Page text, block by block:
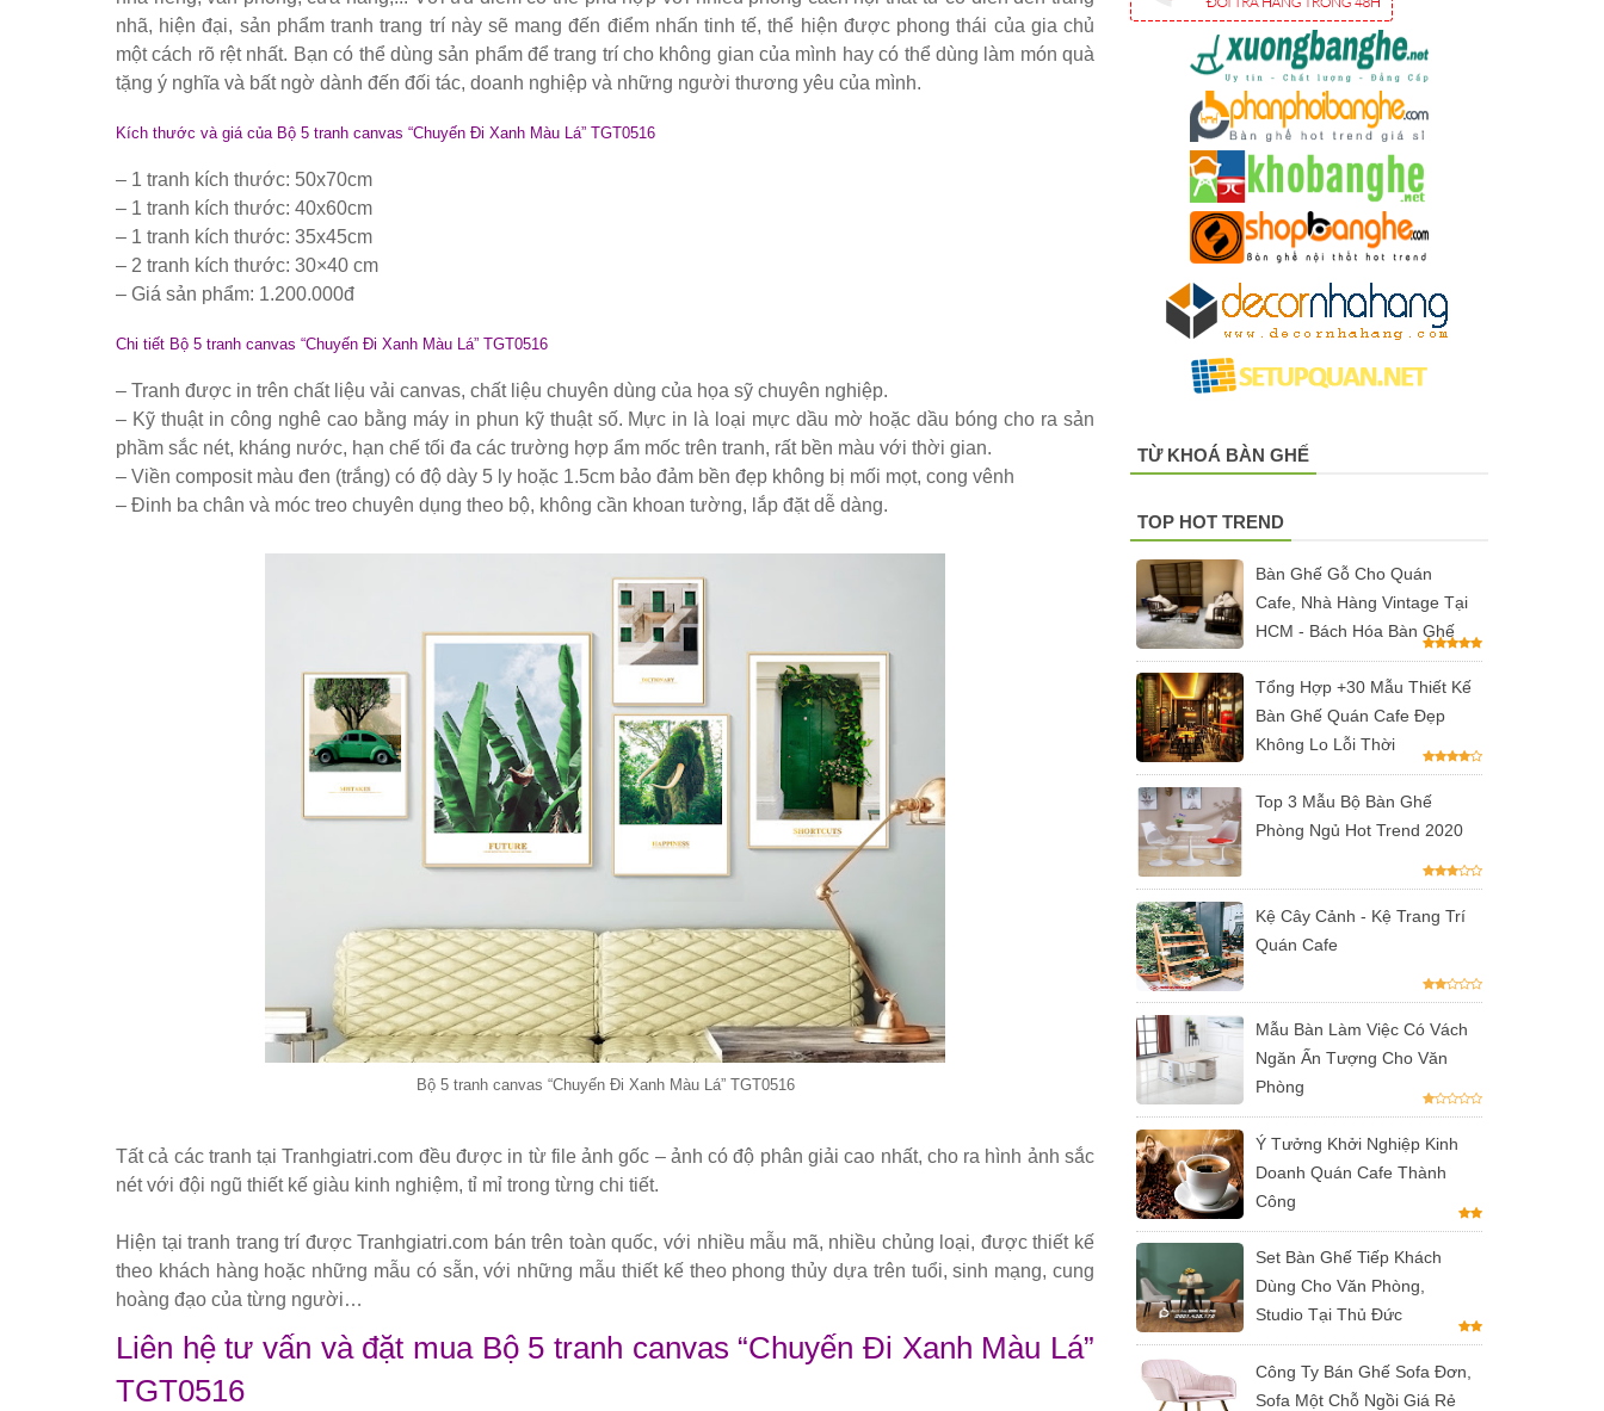
Bộ bàn ghế tiếp khách spa, nail, studio, văn phòng, căn hộ màu hồng
Ghế gaming, ghế streamer đẹp giá tốt tại HCM
Tổng hợp các mẫu chân bàn cafe, chân bàn decor, chân bàn inox, chân bàn ăn hot trend 2023
Ghế decor trong suốt, ghế xoay trong suốt
Ghế Eames chân gỗ bọc vải bố xanh xám GLM27- ghế dành cho quán cafe, cửa hàng tại Tp.HCM
Ghế chân xoay mặt ngồi đệm GLM48-ghế tiếp khách, văn phòng tại Tp.HCM
Bàn tròn cafe tiếp khách mặt đá trắng, đen, xám chân trụ thép sơn tĩnh điện màu đen, trắng
Bộ bàn tròn mặt đá chân mạ vàng ghế nhung xanh rêu, xanh coban tiếp khách sang trọng
nhã, hiện đại, sản phẩm tranh trang trí này sẽ mang đến điểm nhấn tinh tế, thể hiện được phong thái của gia chủ
một cách rõ rệt nhất. Bạn có thể dùng sản phẩm để trang trí cho không gian của mình hay có thể dùng làm món quà
tặng ý nghĩa và bất ngờ dành đến đối tác, doanh nghiệp và những người thương yêu của mình.
Kích thước và giá của Bộ 5 tranh canvas “Chuyến Đi Xanh Màu Lá” TGT0516
– 1 tranh kích thước: 50x70cm
– 1 tranh kích thước: 40x60cm
– 1 tranh kích thước: 35x45cm
– 2 tranh kích thước: 30×40 cm
– Giá sản phẩm: 1.200.000đ
Chi tiết Bộ 5 tranh canvas “Chuyến Đi Xanh Màu Lá” TGT0516
– Tranh được in trên chất liệu vải canvas, chất liệu chuyên dùng của họa sỹ chuyên nghiệp.
– Kỹ thuật in công nghê cao bằng máy in phun kỹ thuật số. Mực in là loại mực dầu mờ hoặc dầu bóng cho ra sản
phầm sắc nét, kháng nước, hạn chế tối đa các trường hợp ẩm mốc trên tranh, rất bền màu với thời gian.
– Viền composit màu đen (trắng) có độ dày 5 ly hoặc 1.5cm bảo đảm bền đẹp không bị mối mọt, cong vênh
– Đinh ba chân và móc treo chuyên dụng theo bộ, không cần khoan tường, lắp đặt dễ dàng.
Bộ 5 tranh canvas “Chuyến Đi Xanh Màu Lá” TGT0516
Tất cả các tranh tại Tranhgiatri.com đều được in từ file ảnh gốc – ảnh có độ phân giải cao nhất, cho ra hình ảnh sắc
nét với đội ngũ thiết kế giàu kinh nghiệm, tỉ mỉ trong từng chi tiết.
Hiện tại tranh trang trí được Tranhgiatri.com bán trên toàn quốc, với nhiều mẫu mã, nhiều chủng loại, được thiết kế
theo khách hàng hoặc những mẫu có sẵn, với những mẫu thiết kế theo phong thủy dựa trên tuổi, sinh mạng, cung
hoàng đạo của từng người…
Liên hệ tư vấn và đặt mua Bộ 5 tranh canvas “Chuyến Đi Xanh Màu Lá”
TGT0516
TỪ KHOÁ BÀN GHẾ
TOP HOT TREND
Bàn Ghế Gỗ Cho Quán
Cafe, Nhà Hàng Vintage Tại
HCM - Bách Hóa Bàn Ghế
Tổng Hợp +30 Mẫu Thiết Kế
Bàn Ghế Quán Cafe Đẹp
Không Lo Lỗi Thời
Top 3 Mẫu Bộ Bàn Ghế
Phòng Ngủ Hot Trend 2020
Kệ Cây Cảnh - Kệ Trang Trí
Quán Cafe
Mẫu Bàn Làm Việc Có Vách
Ngăn Ấn Tượng Cho Văn
Phòng
Ý Tưởng Khởi Nghiệp Kinh
Doanh Quán Cafe Thành
Công
Set Bàn Ghế Tiếp Khách
Dùng Cho Văn Phòng,
Studio Tại Thủ Đức
Công Ty Bán Ghế Sofa Đơn,
Sofa Một Chỗ Ngồi Giá Rẻ